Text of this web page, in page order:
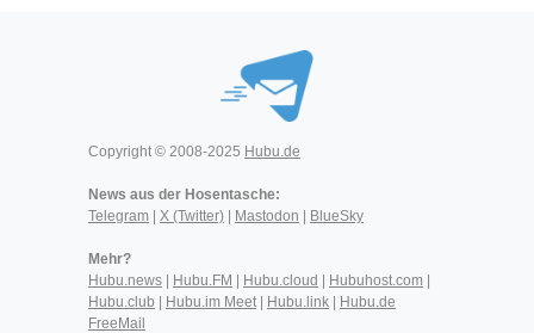
Copyright © 2008-2025 Hubu.de
News aus der Hosentasche:
Telegram
X (Twitter) Mastodon BlueSky
Mehr?
Hubu.news
Hubu.FM Hubu.cloud Hubuhost.com
Hubu.club
Hubu.im Meet| Hubu.link
Hubu.de
FreeMail